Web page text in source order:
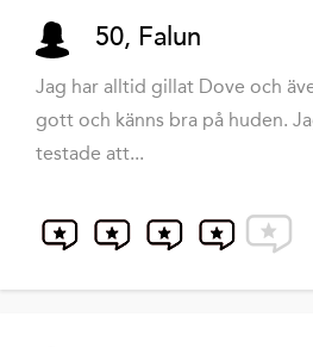
50, Falun
Jag har alltid gillat Dove och
gott och känns bra på huden.
testade att...